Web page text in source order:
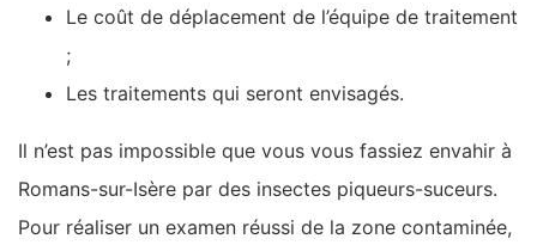
Le coût de déplacement de l’équipe de traitement
;
Les traitements qui seront envisagés.
Il n’est pas impossible que vous vous fassiez envahir à
Romans-sur-Isère par des insectes piqueurs-suceurs.
Pour réaliser un examen réussi de la zone contaminée,